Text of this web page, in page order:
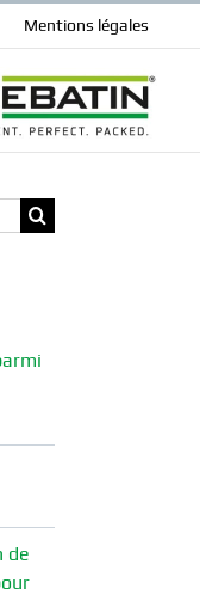
Mentions légales
de